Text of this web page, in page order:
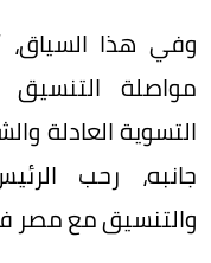
وفي هذا
مواصلة
التسوية العادلة
جانبه، رحب
والتنسيق مع مصر